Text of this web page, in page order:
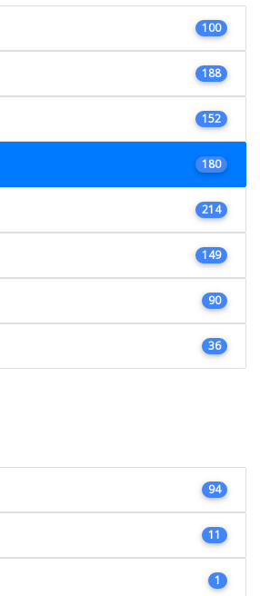
100
188
152
180
214
149
90
36
94
11
1